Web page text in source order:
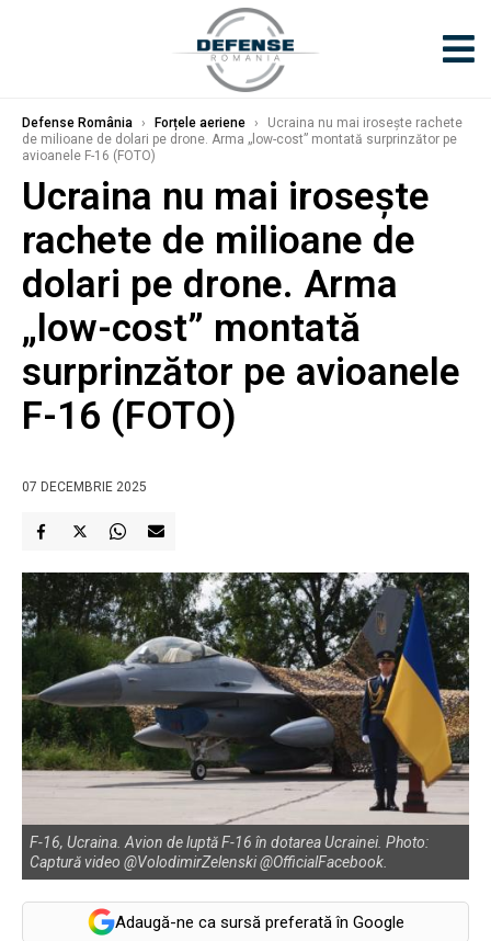
Defense România › Forțele aeriene ›
Ucraina nu mai irosește rachete
de milioane de dolari pe drone. Arma „low-cost” montată surprinzător pe
avioanele F-16 (FOTO)
Ucraina nu mai irosește
rachete de milioane de
dolari pe drone. Arma
„low-cost” montată
surprinzător pe avioanele
F-16 (FOTO)
07 DECEMBRIE 2025
F-16, Ucraina. Avion de luptă F-16 în dotarea Ucrainei. Photo:
Captură video @VolodimirZelenski @OfficialFacebook.
Adaugă-ne ca sursă preferată în Google